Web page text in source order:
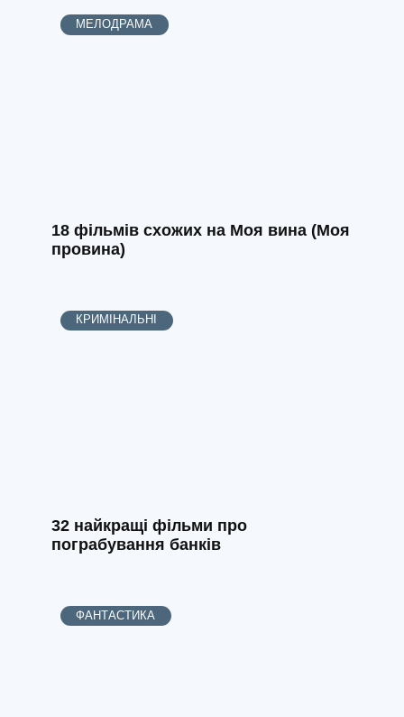
МЕЛОДРАМА
18 фільмів схожих на Моя вина (Моя
провина)
КРИМІНАЛЬНІ
32 найкращі фільми про
пограбування банків
ФАНТАСТИКА